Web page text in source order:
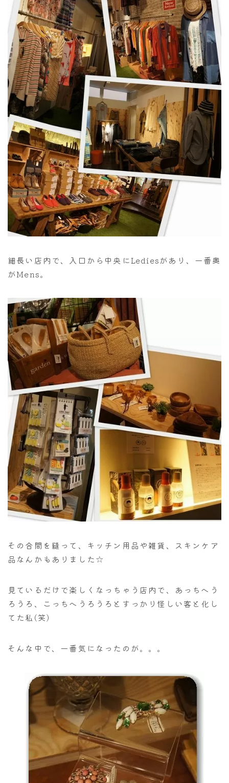
細長い店内で、入口から中央にLediesがあり、一番奥
がMens。
その合間を縫って、キッチン用品や雑貨、スキンケア
品なんかもありました☆
見ているだけで楽しくなっちゃう店内で、あっちへう
ろうろ、こっちへうろうろとすっかり怪しい客と化し
てた私(笑)
そんな中で、一番気になったのが。。。